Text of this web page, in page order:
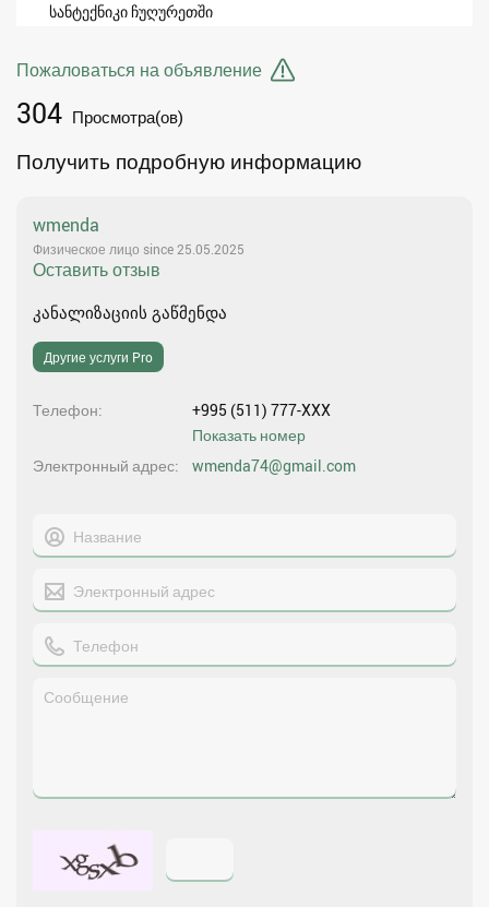
სანტექნიკი ჩუღურეთში
Пожаловаться на объявление
304 Просмотра(ов)
Получить подробную информацию
wmenda
Физическое лицо since 25.05.2025
Оставить отзыв
კანალიზაციის გაწმენდა
Другие услуги Pro
Телефон
+995 (511) 777-XXX
Показать номер
Электронный адрес
wmenda74@gmail.com